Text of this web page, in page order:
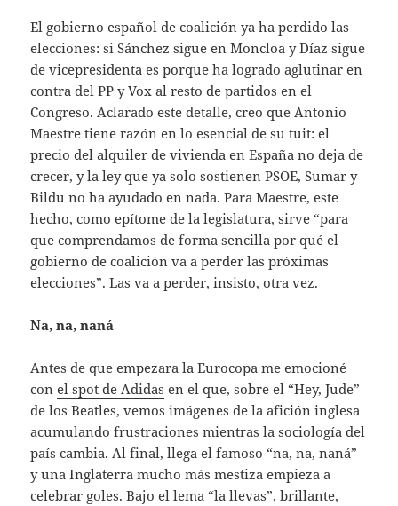
El gobierno español de coalición ya ha perdido las
elecciones: si Sánchez sigue en Moncloa y Díaz sigue
de vicepresidenta es porque ha logrado aglutinar en
contra del PP y Vox al resto de partidos en el
Congreso. Aclarado este detalle, creo que Antonio
Maestre tiene razón en lo esencial de su tuit: el
precio del alquiler de vivienda en España no deja de
crecer, y la ley que ya solo sostienen PSOE, Sumar y
Bildu no ha ayudado en nada. Para Maestre, este
hecho, como epítome de la legislatura, sirve “para
que comprendamos de forma sencilla por qué el
gobierno de coalición va a perder las próximas
elecciones”. Las va a perder, insisto, otra vez.
Na, na, naná
Antes de que empezara la Eurocopa me emocioné
conel spot de Adidas en el que, sobre el “Hey, Jude”
de los Beatles, vemos imágenes de la afición inglesa
acumulando frustraciones mientras la sociología del
país cambia. Al final, llega el famoso “na, na, naná”
y una Inglaterra mucho más mestiza empieza a
celebrar goles. Bajo el lema “la llevas”, brillante,